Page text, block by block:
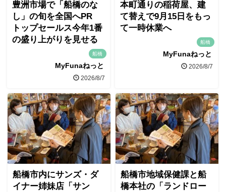
豊洲市場で「船橋のな
し」の旬を全国へPR
トップセールス今年1番
の盛り上がりを見せる
船橋
MyFunaねっと
2026/8/7
本町通りの稲荷屋、建
て替えで9月15日をもっ
て一時休業へ
船橋
MyFunaねっと
2026/8/7
船橋市内にサンズ・ダ
イナー姉妹店「サン
船橋市地域保健課と船
橋本社の「ランドロー